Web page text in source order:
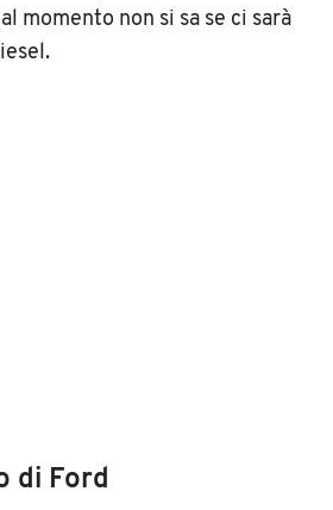
momento non si sa se ci sarà
di Ford